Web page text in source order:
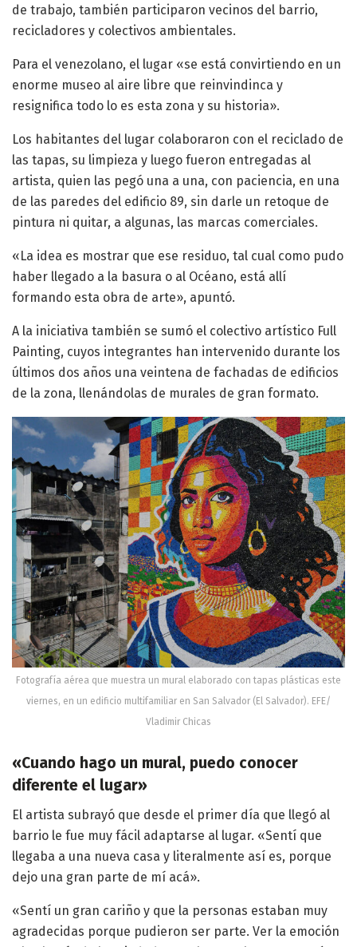
de trabajo, también participaron vecinos del barrio,
recicladores y colectivos ambientales.
Para el venezolano, el lugar «se está convirtiendo en un
enorme museo al aire libre que reinvindinca y
resignifica todo lo es esta zona y su historia».
Los habitantes del lugar colaboraron con el reciclado de
las tapas, su limpieza y luego fueron entregadas al
artista, quien las pegó una a una, con paciencia, en una
de las paredes del edificio 89, sin darle un retoque de
pintura ni quitar, a algunas, las marcas comerciales.
«La idea es mostrar que ese residuo, tal cual como pudo
haber llegado a la basura o al Océano, está allí
formando esta obra de arte», apuntó.
A la iniciativa también se sumó el colectivo artístico Full
Painting, cuyos integrantes han intervenido durante los
últimos dos años una veintena de fachadas de edificios
de la zona, llenándolas de murales de gran formato.
Fotografía aérea que muestra un mural elaborado con tapas plásticas este
viernes, en un edificio multifamiliar en San Salvador (El Salvador). EFE/
Vladimir Chicas
«Cuando hago un mural, puedo conocer
diferente el lugar»
El artista subrayó que desde el primer día que llegó al
barrio le fue muy fácil adaptarse al lugar. «Sentí que
llegaba a una nueva casa y literalmente así es, porque
dejo una gran parte de mí acá».
«Sentí un gran cariño y que la personas estaban muy
agradecidas porque pudieron ser parte. Ver la emoción